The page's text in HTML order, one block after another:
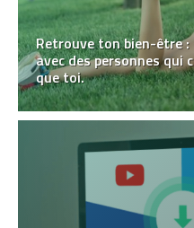
Retrouve ton bien-être
avec des personnes qui
que toi.